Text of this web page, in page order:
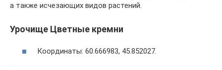
а также исчезающих видов растений.
Урочище Цветные кремни
Координаты: 60.666983, 45.852027.